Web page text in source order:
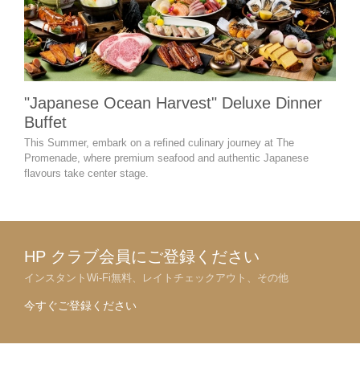
"Japanese Ocean Harvest" Deluxe Dinner
Buffet
This Summer, embark on a refined culinary journey at The
Promenade, where premium seafood and authentic Japanese
flavours take center stage.
HP クラブ会員にご登録ください
インスタントWi-Fi無料、レイトチェックアウト、その他
今すぐご登録ください